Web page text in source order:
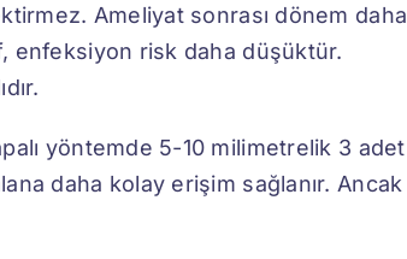
Ameliyat sonrası dönem daha
enfeksiyon risk daha düşüktür.
yöntemde 5-10 milimetrelik 3 adet
daha kolay erişim sağlanır. Ancak